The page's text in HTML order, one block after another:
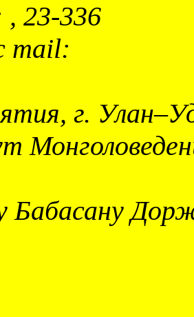
, 23-336
mail:
г.
Бабасану